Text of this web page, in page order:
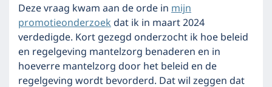
Deze vraag kwam aan de orde inmijn
promotieonderzoekdat ik in maart 2024
verdedigde. Kort gezegd onderzocht ik hoe beleid
en regelgeving mantelzorg benaderen en in
hoeverre mantelzorg door het beleid en de
regelgeving wordt bevorderd. Dat wil zeggen dat